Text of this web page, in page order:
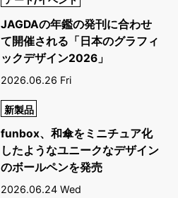
JAGDAの年鑑の発刊に合わせ
て開催される「日本のグラフィ
ックデザイン2026」
2026.06.26 Fri
新製品
funbox、和傘をミニチュア化
したようなユニークなデザイン
のボールペンを発売
2026.06.24 Wed